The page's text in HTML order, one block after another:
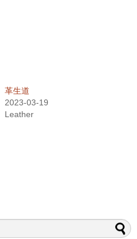
革生道
2023-03-19
Leather